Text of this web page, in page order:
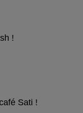
!
Sati !